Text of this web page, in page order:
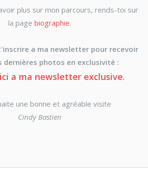
plus sur mon parcours, rends-toi sur
la page biographie.
a ma newsletter pour recevoir
dernières photos en exclusivité :
a ma newsletter exclusive.
une bonne et agréable visite
Cindy Bastien